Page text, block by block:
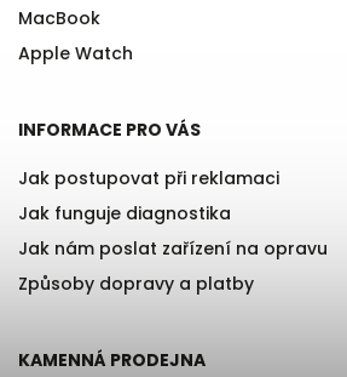
MacBook
Apple Watch
INFORMACE PRO VÁS
Jak postupovat při reklamaci
Jak funguje diagnostika
Jak nám poslat zařízení na opravu
Způsoby dopravy a platby
KAMENNÁ PRODEJNA